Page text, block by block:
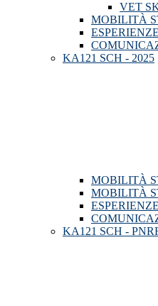
VET
MOBILITÀ
KA121 SCH - 2025
MOBILITÀ
MOBILITÀ
KA121 SCH -